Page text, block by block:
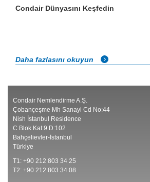
Condair Dünyasını Keşfedin
Daha fazlasını okuyun
Condair Nemlendirme A.Ş.
Çobançeşme Mh Sanayi Cd No:44
Nish İstanbul Residence
C Blok Kat:9 D:102
Bahçelievler-İstanbul
Türkiye
T1: +90 212 803 34 25
T2: +90 212 803 34 08